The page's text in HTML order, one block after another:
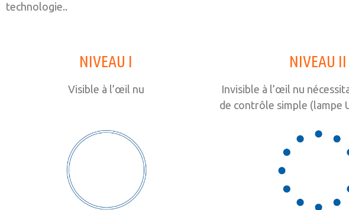
technologie..
NIVEAU I
Visible à l’œil nu
NIVEAU II
Invisible à l’œil nu
de contrôle simple (lampe